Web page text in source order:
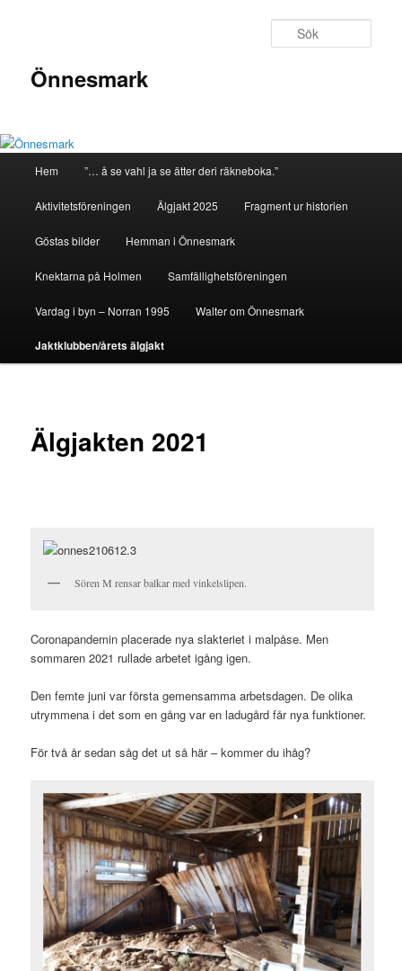
Önnesmark
Hoppa
till
huvudinnehåll
Hem ”… å se vahl ja se ätter deri räkneboka.”
Aktivitetsföreningen Älgjakt 2025 Fragment ur historien
Göstas bilder Hemman i Önnesmark
Knektarna på Holmen Samfällighetsföreningen
Vardag i byn – Norran 1995 Walter om Önnesmark
Jaktklubben/årets älgjakt
Älgjakten 2021
Sören M rensar balkar med vinkelslipen.
Coronapandemin placerade nya slakteriet i malpåse. Men
sommaren 2021 rullade arbetet igång igen.
Den femte juni var första gemensamma arbetsdagen. De olika
utrymmena i det som en gång var en ladugård får nya funktioner.
För två år sedan såg det ut så här – kommer du ihåg?